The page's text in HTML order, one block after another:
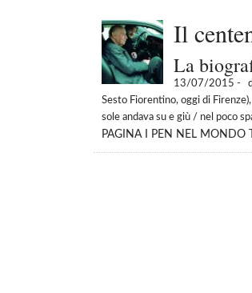
Il
La
13/07/2015 -
Sesto Fiorentino, oggi di
sole andava su e giù / nel poco
PAGINA I PEN NEL MONDO